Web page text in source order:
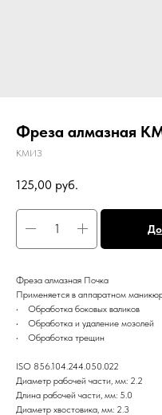
Фреза алмазная
КМИЗ
125,00 руб.
Фреза алмазная Почка
Применяется в аппаратном
• Обработка боковых валиков
• Обработка и удаление мозолей
• Обработка трещин
ISO 856.104.244.050.022
Диаметр рабочей части, мм: 2.2
Длина рабочей части, мм: 5.0
Диаметр хвостовика, мм: 2.3